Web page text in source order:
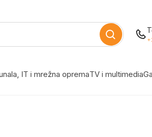
IT i mrežna opremaTV i multimedia